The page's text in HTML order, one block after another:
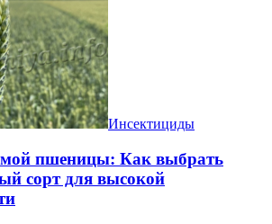
Инсектициды
пшеницы: Как выбрать
сорт для высокой